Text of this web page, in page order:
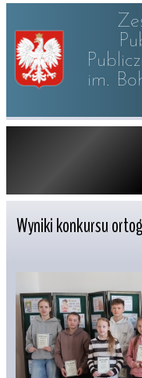
im.
Wyniki konkursu